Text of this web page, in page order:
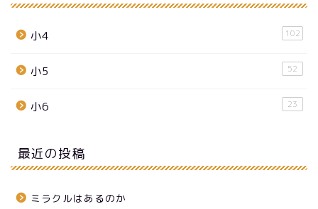
小4 102
小5 52
小6 23
最近の投稿
ミラクルはあるのか